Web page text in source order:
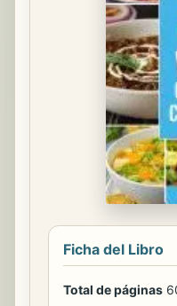
Ficha del Libro
Total de páginas